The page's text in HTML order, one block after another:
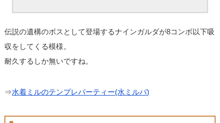
伝説の遺構のボスとして登場するナインガルダが8コンボ以下吸
収をしてくる模様。
耐久するしか無いですね。
⇒水着ミルのテンプレパーティー(水ミルパ)